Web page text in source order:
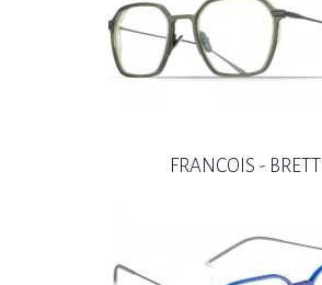
FRANCOIS - BRETT